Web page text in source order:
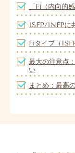
「Fi（内向的
ISFP/INFPに
Fiタイプ（
最大の注意点
い
まとめ：最高